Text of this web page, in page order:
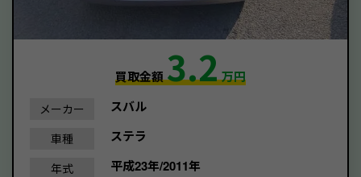
買取金額3.2万円
メーカー スバル
車種 ステラ
年式 平成23年/2011年